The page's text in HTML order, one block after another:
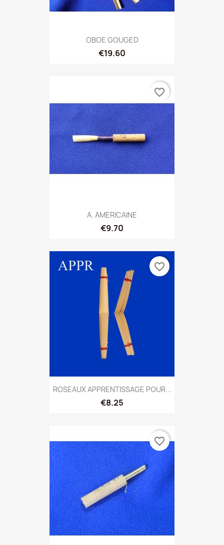
OBOE GOUGED
€19.60
A. AMERICAINE
€9.70
favorite_border
ROSEAUX APPRENTISSAGE POUR...
€8.25
favorite_border
favorite_border